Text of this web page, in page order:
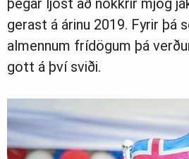
þegar ljóst að nokkrir mjög
gerast á árinu 2019. Fyrir þá
almennum frídögum þá
gott á því sviði.